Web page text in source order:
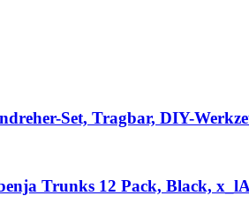
Set, Tragbar, DIY-
Trunks 12 Pack, Black,